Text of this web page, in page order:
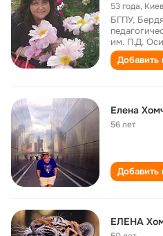
53 года, Киев
БГПУ,
им. П.Д.
Добавить
Елена
56 лет
Добавить
ЕЛЕНА